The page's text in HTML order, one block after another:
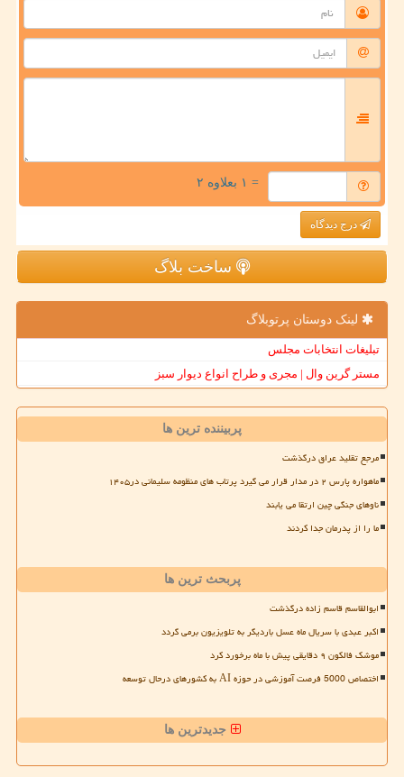
= ۱ بعلاوه ۲
درج دیدگاه
ساخت بلاگ
لینک دوستان پرتوبلاگ
تبلیغات انتخابات مجلس
مستر گرین وال | مجری و طراح انواع دیوار سبز
پربیننده ترین ها
مرجع تقلید عراق درگذشت
ماهواره پارس ۲ در مدار قرار می گیرد پرتاب های منظومه سلیمانی در۱۴۰۵
ناوهای جنگی چین ارتقا می یابند
ما را از پدرمان جدا کردند
پربحث ترین ها
ابوالقاسم قاسم زاده درگذشت
اکبر عبدی با سریال ماه عسل باردیگر به تلویزیون برمی گردد
موشک فالکون ۹ دقایقی پیش با ماه برخورد کرد
اختصاص 5000 فرصت آموزشی در حوزه AI به کشورهای درحال توسعه
جدیدترین ها